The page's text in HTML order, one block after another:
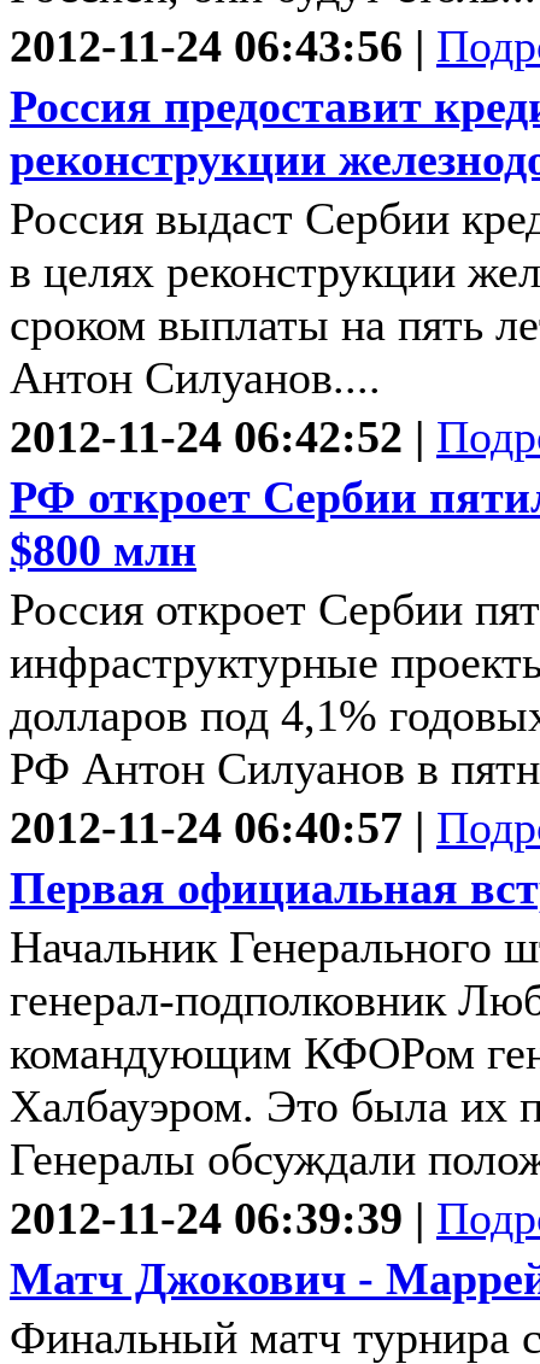
2012-11-24 06:43:56 |
Россия предоставит
реконструкции
Россия выдаст Сербии
в целях реконструкции
сроком выплаты на пять
Антон Силуанов....
2012-11-24 06:42:52 |
РФ откроет Сербии
$800 млн
Россия откроет Сербии
инфраструктурные
долларов под 4,1%
РФ Антон Силуанов в
2012-11-24 06:40:57 |
Первая официальная
Начальник Генерального
генерал-подполковник
командующим КФОРом
Халбауэром. Это была их
Генералы обсуждали
2012-11-24 06:39:39 |
Матч Джокович -
Финальный матч турнира